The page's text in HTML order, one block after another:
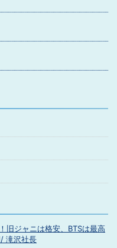
旧ジャニは格安、BTSは最高
滝沢社長